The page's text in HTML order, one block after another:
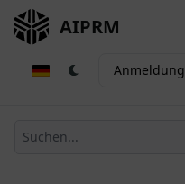
AIPRM
Anmeldung